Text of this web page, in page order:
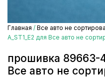
Главная / Все авто не
A_ST1_E2 для Все авто не
прошивка 89663-
Все авто не